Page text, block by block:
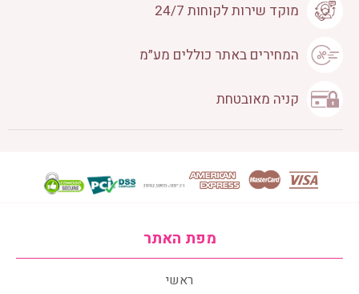
מוקד שירות לקוחות 24/7
המחירים באתר כוללים מע״מ
קניה מאובטחת
מפת האתר
ראשי